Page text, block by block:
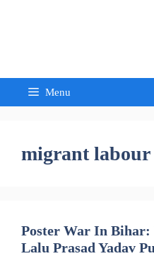
Menu
migrant labour
Poster War In Bihar:
Lalu Prasad Yadav